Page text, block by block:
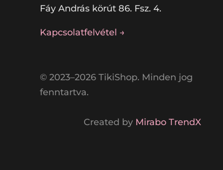
Fáy András körút 86. Fsz. 4.
Kapcsolatfelvétel →
© 2023–2026 TikiShop. Minden jog
fenntartva.
Created by Mirabo TrendX